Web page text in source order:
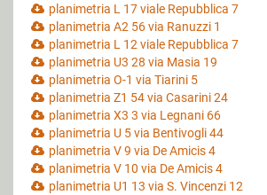
planimetria L 17 viale Repubblica 7
planimetria A2 56 via Ranuzzi 1
planimetria L 12 viale Repubblica 7
planimetria U3 28 via Masia 19
planimetria O-1 via Tiarini 5
planimetria Z1 54 via Casarini 24
planimetria X3 3 via Legnani 66
planimetria U 5 via Bentivogli 44
planimetria V 9 via De Amicis 4
planimetria V 10 via De Amicis 4
planimetria U1 13 via S. Vincenzi 12